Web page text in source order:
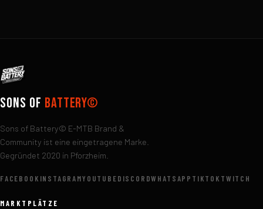
Sons of Battery©
Sons of Battery© E-MTB Brand &
Community ist eine eingetragene Marke.
Gegründet 2020 in Pforzheim.
FACEBOOK INSTAGRAMYOUTUBEDISCORDWHATSAPP TIKTOK TWITCH
MARKTPLÄTZE